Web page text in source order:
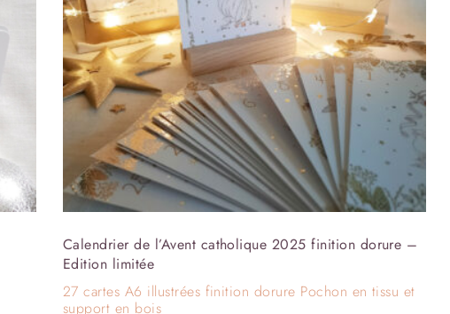
Calendrier de l’Avent catholique 2025 finition dorure –
Edition limitée
27 cartes A6 illustrées finition dorure Pochon en tissu et
support en bois